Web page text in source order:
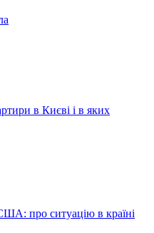
в Києві і в яких
про ситуацію в країні